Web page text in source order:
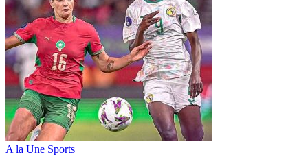
A la Une Sports